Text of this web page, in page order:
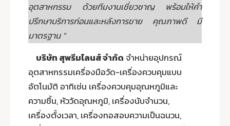
อุตสาหกรรม ด้วยทีมงานเชี่ยวชาญ พร้อมให้คำ
ปรึกษาบริการก่อนและหลังการขาย คุณภาพดี มี
มาตรฐาน "
บริษัท สุพรีมไลนส์ จำกัด จำหน่ายอุปกรณ์
อุตสาหกรรมเครื่องมือวัด-เครื่องควบคุมแบบ
อัตโนมัติ อาทิเช่น เครื่องควบคุมอุณหภูมิและ
ความชื้น, หัววัดอุณหภูมิ, เครื่องนับจำนวน,
เครื่องตั้งเวลา, เครื่องทอสอบความเป็นฉนวน,